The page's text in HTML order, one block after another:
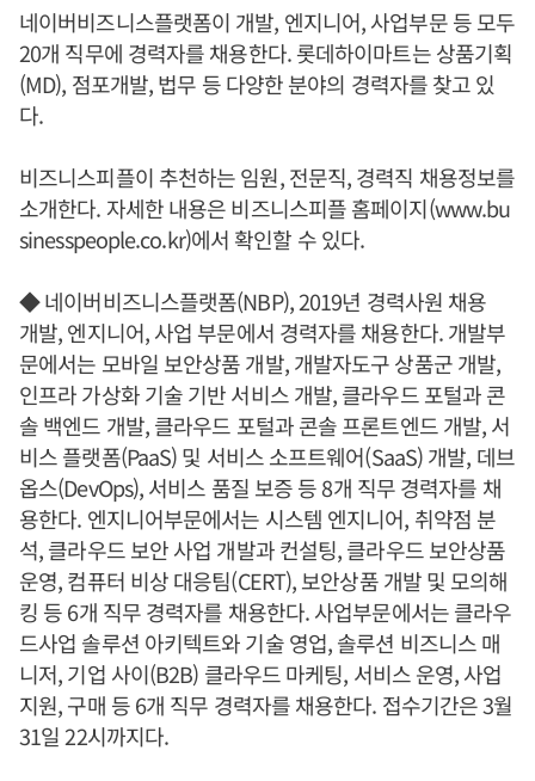
네이버비즈니스플랫폼이 개발, 엔지니어, 사업부문 등 모두
20개 직무에 경력자를 채용한다. 롯데하이마트는 상품기획
(MD), 점포개발, 법무 등 다양한 분야의 경력자를 찾고 있
다.
비즈니스피플이 추천하는 임원, 전문직, 경력직 채용정보를
소개한다. 자세한 내용은 비즈니스피플 홈페이지(www.bu
sinesspeople.co.kr)에서 확인할 수 있다.
◆ 네이버비즈니스플랫폼(NBP), 2019년 경력사원 채용
개발, 엔지니어, 사업 부문에서 경력자를 채용한다. 개발부
문에서는 모바일 보안상품 개발, 개발자도구 상품군 개발,
인프라 가상화 기술 기반 서비스 개발, 클라우드 포털과 콘
솔 백엔드 개발, 클라우드 포털과 콘솔 프론트엔드 개발, 서
비스 플랫폼(PaaS) 및 서비스 소프트웨어(SaaS) 개발, 데브
옵스(DevOps), 서비스 품질 보증 등 8개 직무 경력자를 채
용한다. 엔지니어부문에서는 시스템 엔지니어, 취약점 분
석, 클라우드 보안 사업 개발과 컨설팅, 클라우드 보안상품
운영, 컴퓨터 비상 대응팀(CERT), 보안상품 개발 및 모의해
킹 등 6개 직무 경력자를 채용한다. 사업부문에서는 클라우
드사업 솔루션 아키텍트와 기술 영업, 솔루션 비즈니스 매
니저, 기업 사이(B2B) 클라우드 마케팅, 서비스 운영, 사업
지원, 구매 등 6개 직무 경력자를 채용한다. 접수기간은 3월
31일 22시까지다.